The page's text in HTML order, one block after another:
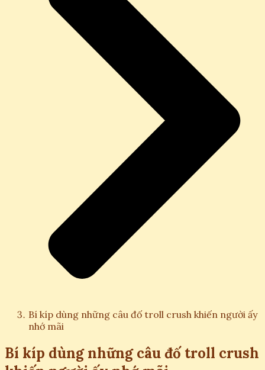
Bí kíp dùng những câu đố troll crush khiến người ấy
nhớ mãi
Bí kíp dùng những câu đố troll crush